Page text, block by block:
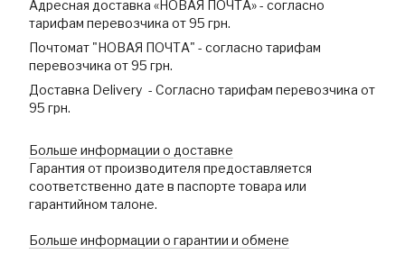
Адресная доставка «НОВАЯ ПОЧТА» - согласно
тарифам перевозчика от 95 грн.
Почтомат "НОВАЯ ПОЧТА" - согласно тарифам
перевозчика от 95 грн.
Доставка Delivery - Согласно тарифам перевозчика от
95 грн.
Больше информации о доставке
Гарантия от производителя предоставляется
соответственно дате в паспорте товара или
гарантийном талоне.
Больше информации о гарантии и обмене